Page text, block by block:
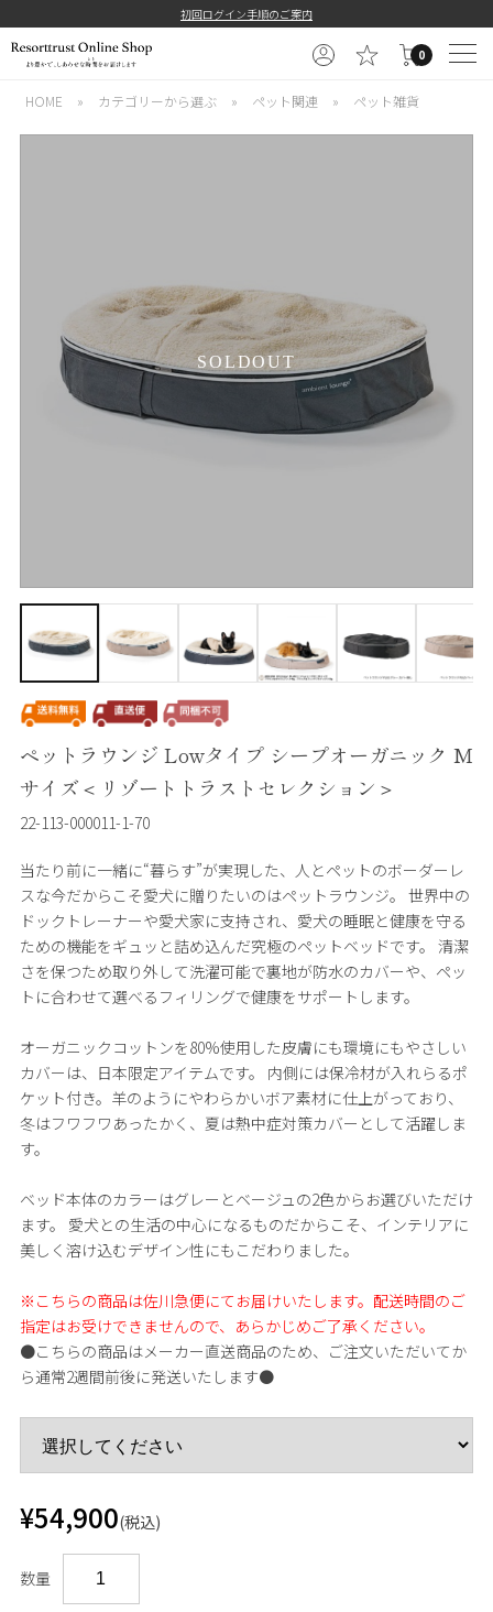
初回ログイン手順のご案内
0
HOME » カテゴリーから選ぶ » ペット関連 » ペット雑貨
SOLDOUT
ペットラウンジ Lowタイプ シープオーガニック M
サイズ＜リゾートトラストセレクション＞
22-113-000011-1-70
当たり前に一緒に“暮らす”が実現した、人とペットのボーダーレ
スな今だからこそ愛犬に贈りたいのはペットラウンジ。 世界中の
ドックトレーナーや愛犬家に支持され、愛犬の睡眠と健康を守る
ための機能をギュッと詰め込んだ究極のペットベッドです。 清潔
さを保つため取り外して洗濯可能で裏地が防水のカバーや、ペッ
トに合わせて選べるフィリングで健康をサポートします。
オーガニックコットンを80%使用した皮膚にも環境にもやさしい
カバーは、日本限定アイテムです。 内側には保冷材が入れらるポ
ケット付き。羊のようにやわらかいボア素材に仕上がっており、
冬はフワフワあったかく、夏は熱中症対策カバーとして活躍しま
す。
ベッド本体のカラーはグレーとベージュの2色からお選びいただけ
ます。 愛犬との生活の中心になるものだからこそ、インテリアに
美しく溶け込むデザイン性にもこだわりました。
※こちらの商品は佐川急便にてお届けいたします。配送時間のご
指定はお受けできませんので、あらかじめご了承ください。
●こちらの商品はメーカー直送商品のため、ご注文いただいてか
ら通常2週間前後に発送いたします●
¥54,900(税込)
数量